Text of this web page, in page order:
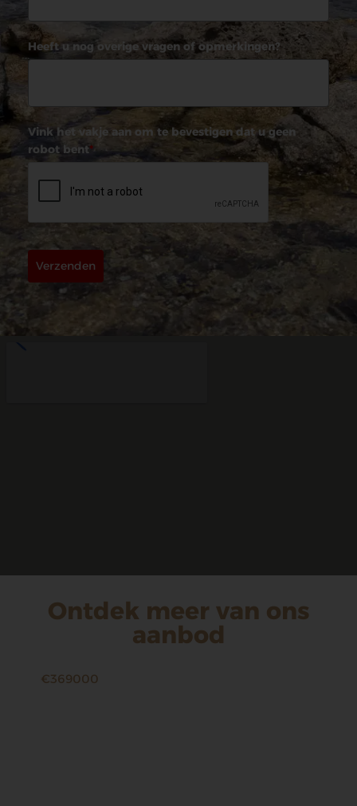
Heeft u nog overige vragen of opmerkingen?
Vink het vakje aan om te bevestigen dat u geen
robot bent*
Verzenden
Ontdek meer van ons
aanbod
€369000